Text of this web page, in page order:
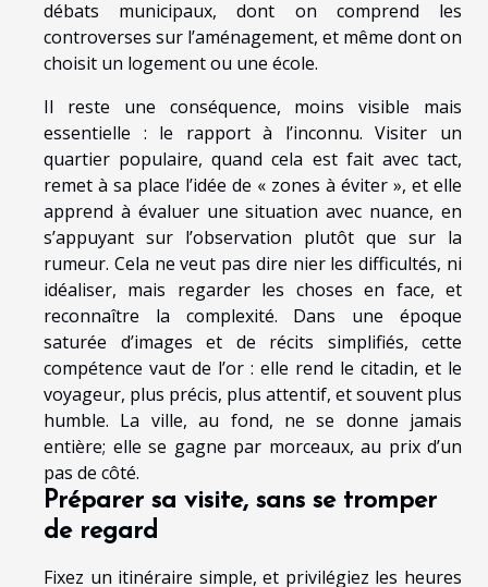
débats municipaux, dont on comprend les
controverses sur l’aménagement, et même dont on
choisit un logement ou une école.
Il reste une conséquence, moins visible mais
essentielle : le rapport à l’inconnu. Visiter un
quartier populaire, quand cela est fait avec tact,
remet à sa place l’idée de « zones à éviter », et elle
apprend à évaluer une situation avec nuance, en
s’appuyant sur l’observation plutôt que sur la
rumeur. Cela ne veut pas dire nier les difficultés, ni
idéaliser, mais regarder les choses en face, et
reconnaître la complexité. Dans une époque
saturée d’images et de récits simplifiés, cette
compétence vaut de l’or : elle rend le citadin, et le
voyageur, plus précis, plus attentif, et souvent plus
humble. La ville, au fond, ne se donne jamais
entière; elle se gagne par morceaux, au prix d’un
pas de côté.
Préparer sa visite, sans se tromper
de regard
Fixez un itinéraire simple, et privilégiez les heures